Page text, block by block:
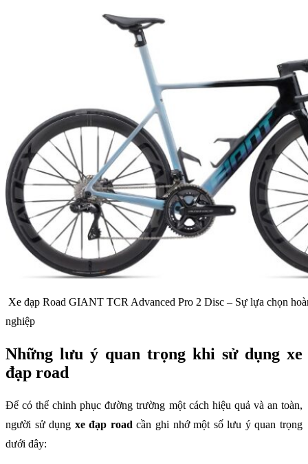
Xe đạp Road GIANT TCR Advanced Pro 2 Disc – Sự lựa chọn
nghiệp
Những lưu ý quan trọng khi sử dụng xe
đạp road
Để có thể chinh phục đường trường một cách hiệu quả và an toàn,
người sử dụng xe đạp road cần ghi nhớ một số lưu ý quan trọng
dưới đây: